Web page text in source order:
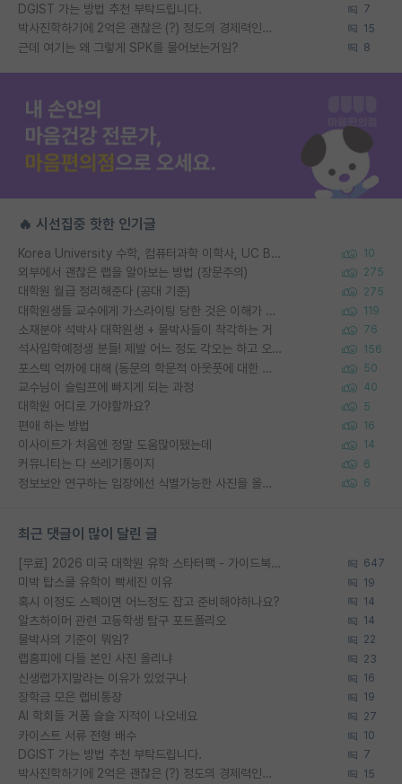
DGIST 가는 방법 추천 부탁드립니다. 7
박사진학하기에 2억은 괜찮은 (?) 정도의 경제력인가요 15
근데 여기는 왜 그렇게 SPK를 물어보는거임? 8
🔥 시선집중 핫한 인기글
Korea University 수학, 컴퓨터과학 이학사, UC Berkeley 산업공학 대학원 공학박사가 되는 것은 쉽지 않겠죠? 10
외부에서 괜찮은 랩을 알아보는 방법 (장문주의) 275
대학원 월급 정리해준다 (공대 기준) 275
대학원생들 교수에게 가스라이팅 당한 것은 이해가 갑니다. 안타깝네요. 119
소재분야 석박사 대학원생 + 물박사들이 착각하는 거 76
석사입학예정생 분들! 제발 어느 정도 각오는 하고 오세요. 156
포스텍 억까에 대해 (동문의 학문적 아웃풋에 대한 반박) 50
교수님이 슬럼프에 빠지게 되는 과정 40
대학원 어디로 가야할까요? 5
편애 하는 방법 16
이사이트가 처음엔 정말 도움많이됐는데 14
커뮤니티는 다 쓰레기통이지 6
정보보안 연구하는 입장에선 식별가능한 사진을 올리는건 비추이긴함 6
최근 댓글이 많이 달린 글
[무료] 2026 미국 대학원 유학 스타터팩 - 가이드북 & 합격자 컨택메일 템플릿 647
미박 탑스쿨 유학이 빡세진 이유 19
혹시 이정도 스펙이면 어느정도 잡고 준비해야하나요? 14
알츠하이머 관련 고등학생 탐구 포트폴리오 14
물박사의 기준이 뭐임? 22
랩홈피에 다들 본인 사진 올리냐 23
신생랩가지말라는 이유가 있었구나 16
장학금 모은 랩비통장 19
AI 학회들 거품 슬슬 지적이 나오네요 27
카이스트 서류 전형 배수 10
DGIST 가는 방법 추천 부탁드립니다. 7
박사진학하기에 2억은 괜찮은 (?) 정도의 경제력인가요 15